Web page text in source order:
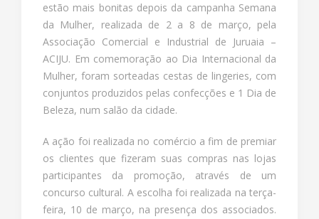
estão mais bonitas depois da campanha Semana
da Mulher, realizada de 2 a 8 de março, pela
Associação Comercial e Industrial de Juruaia –
ACIJU. Em comemoração ao Dia Internacional da
Mulher, foram sorteadas cestas de lingeries, com
conjuntos produzidos pelas confecções e 1 Dia de
Beleza, num salão da cidade.
A ação foi realizada no comércio a fim de premiar
os clientes que fizeram suas compras nas lojas
participantes da promoção, através de um
concurso cultural. A escolha foi realizada na terça-
feira, 10 de março, na presença dos associados.